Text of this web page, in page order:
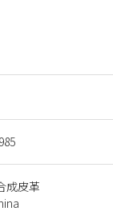
成皮革